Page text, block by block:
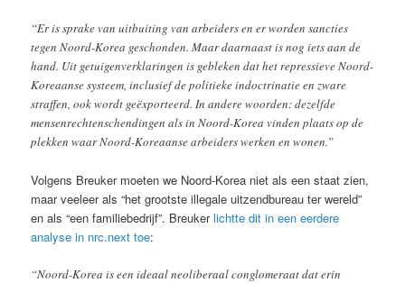
“Er is sprake van uitbuiting van arbeiders en er worden sancties
tegen Noord-Korea geschonden. Maar daarnaast is nog iets aan de
hand. Uit getuigenverklaringen is gebleken dat het repressieve Noord-
Koreaanse systeem, inclusief de politieke indoctrinatie en zware
straffen, ook wordt geëxporteerd. In andere woorden: dezelfde
mensenrechtenschendingen als in Noord-Korea vinden plaats op de
plekken waar Noord-Koreaanse arbeiders werken en wonen.”
Volgens Breuker moeten we Noord-Korea niet als een staat zien,
maar veeleer als “het grootste illegale uitzendbureau ter wereld”
en als “een familiebedrijf”. Breukerlichtte dit in een eerdere
analyse in nrc.next toe:
“Noord-Korea is een ideaal neoliberaal conglomeraat dat erin